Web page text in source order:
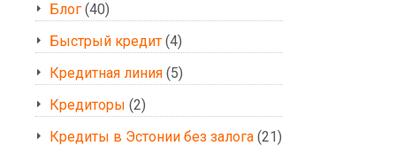
Блог (40)
Быстрый кредит (4)
Кредитная линия (5)
Кредиторы (2)
Кредиты в Эстонии без залога (21)